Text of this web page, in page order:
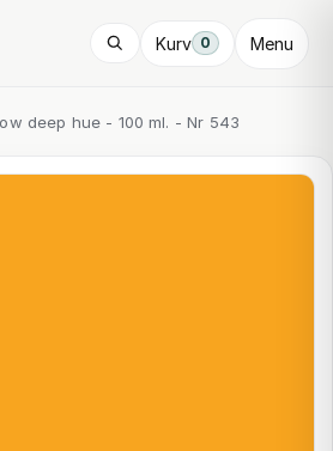
Kurv 0 Menu
deep hue - 100 ml. - Nr 543